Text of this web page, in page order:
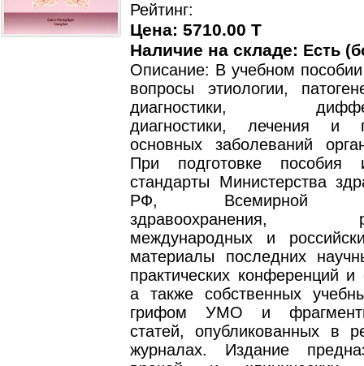
Рейтинг:
Цена: 5710.00 T
Наличие на складе: Есть
Описание: В учебном
вопросы этиологии,
диагностики,
диагностики, лечения и
основных заболеваний
При подготовке пособия
стандарты Министерства
РФ, Всемирной
здравоохранения,
международных и
материалы последних
практических конференций
а также собственных
грифом УМО и
статей, опубликованных в
журналах. Издание